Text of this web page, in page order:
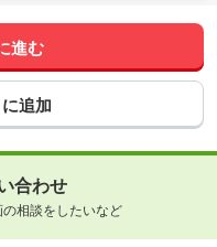
進む
合わせ
相談をしたいなど